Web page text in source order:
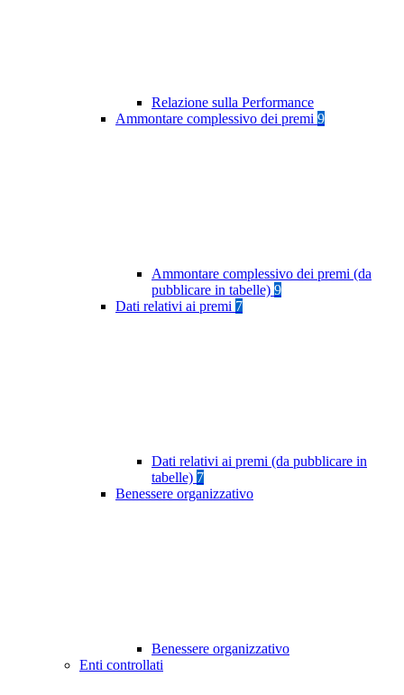
Relazione sulla Performance
Ammontare complessivo dei premi 9
Ammontare complessivo dei premi (da
pubblicare in tabelle) 9
Dati relativi ai premi 7
Dati relativi ai premi (da pubblicare in
tabelle) 7
Benessere organizzativo
Benessere organizzativo
Enti controllati